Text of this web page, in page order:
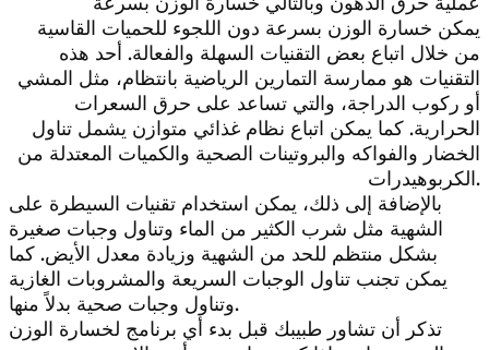
يمكن خسارة الوزن بسرعة دون اللجوء للحميات القاسية
من خلال اتباع بعض التقنيات السهلة والفعالة. أحد هذه
التقنيات هو ممارسة التمارين الرياضية بانتظام، مثل المشي
أو ركوب الدراجة، والتي تساعد على حرق السعرات
الحرارية. كما يمكن اتباع نظام غذائي متوازن يشمل تناول
الخضار والفواكه والبروتينات الصحية والكميات المعتدلة من
الكربوهيدرات.
بالإضافة إلى ذلك، يمكن استخدام تقنيات السيطرة على
الشهية مثل شرب الكثير من الماء وتناول وجبات صغيرة
بشكل منتظم للحد من الشهية وزيادة معدل الأيض. كما
يمكن تجنب تناول الوجبات السريعة والمشروبات الغازية
وتناول وجبات صحية بدلاً منها.
تذكر أن تشاور طبيبك قبل بدء أي برنامج لخسارة الوزن